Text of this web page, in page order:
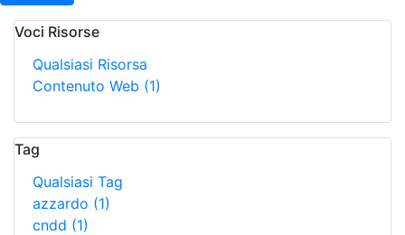
Voci Risorse
Qualsiasi Risorsa
Contenuto Web (1)
Tag
Qualsiasi Tag
azzardo (1)
cndd (1)